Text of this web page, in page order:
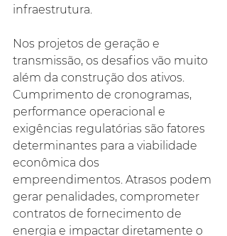
infraestrutura.
Nos projetos de geração e
transmissão, os desafios vão muito
além da construção dos ativos.
Cumprimento de cronogramas,
performance operacional e
exigências regulatórias são fatores
determinantes para a viabilidade
econômica dos
empreendimentos. Atrasos podem
gerar penalidades, comprometer
contratos de fornecimento de
energia e impactar diretamente o